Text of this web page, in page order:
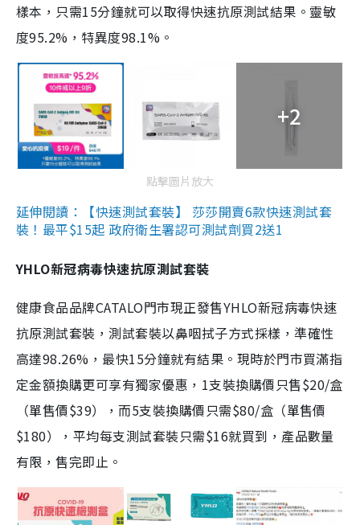
樣本，只需15分鐘就可以取得快速抗原測試結果。靈敏
度95.2%，特異度98.1%。
+2
點擊圖片放大
延伸閱讀：【快速測試套裝】 莎莎開賣6款快速測試套
裝！最平$15起 政府衛生署認可測試劑買2送1
YHLO新冠病毒快速抗原測試套裝
健康食品品牌CATALO門市現正發售YHLO新冠病毒快速
抗原測試套裝，測試套裝以鼻咽拭子方式採樣，準確性
高達98.26%，最快15分鐘就有結果。現時於門市買滿指
定金額換購更可享有獨家優惠，1支裝換購價只售$20/盒
（單售價$39），而5支裝換購價只需$80/盒（單售價
$180），平均每支測試套裝只需$16就買到，產品數量
有限，售完即止。